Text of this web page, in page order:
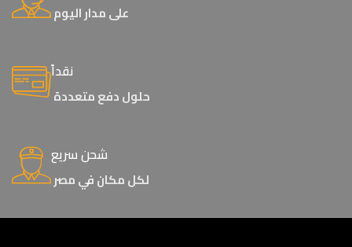
على مدار اليوم
نقداً
حلول دفع متعددة
شحن سريع
لكل مكان في مصر